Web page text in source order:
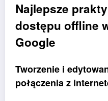
Najlepsze
dostępu offline
Google
Tworzenie i
połączenia z